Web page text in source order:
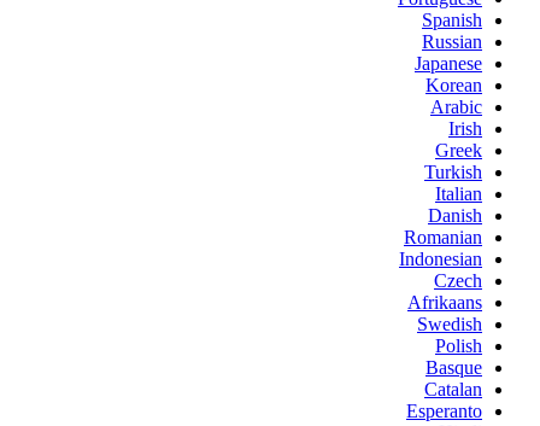
Spanish
Russian
Japanese
Korean
Arabic
Irish
Greek
Turkish
Italian
Danish
Romanian
Indonesian
Czech
Afrikaans
Swedish
Polish
Basque
Catalan
Esperanto